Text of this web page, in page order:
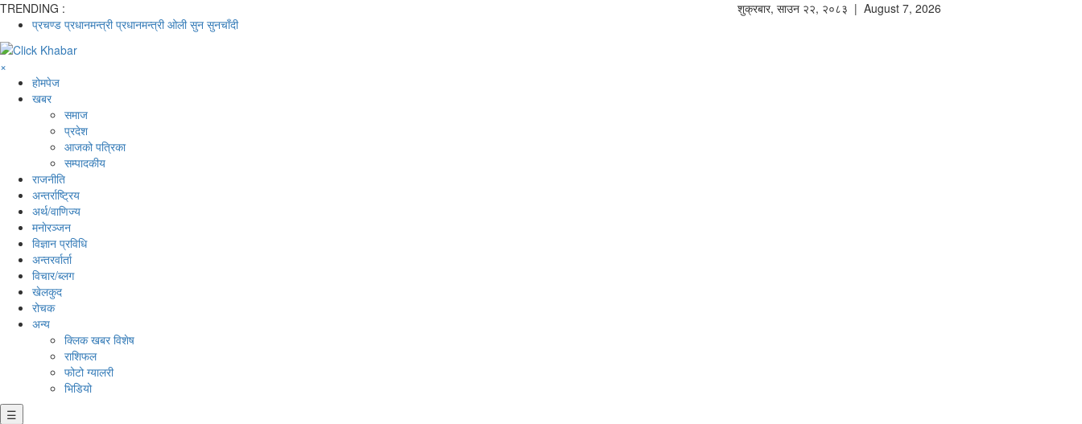
TRENDING :
प्रचण्ड प्रधानमन्त्री प्रधानमन्त्री ओली सुन सुनचाँदी
शुक्रबार, साउन २२, २०८३ | August 7, 2026
×
होमपेज
खबर
समाज
प्रदेश
आजको पत्रिका
सम्पादकीय
राजनीति
अन्तर्राष्ट्रिय
अर्थ/वाणिज्य
मनाेरञ्जन
विज्ञान प्रविधि
अन्तरर्वार्ता
विचार/ब्लग
खेलकुद
रोचक
अन्य
क्लिक खबर विशेष
राशिफल
फोटो ग्यालरी
भिडियो
☰